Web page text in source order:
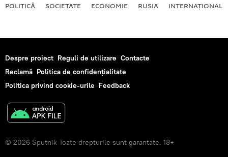
POLITICĂ SOCIETATE ECONOMIE RUSIA INTERNAŢIONAL
Despre proiect Reguli de utilizare Contacte
Reclamă Politica de confidențialitate
Politica privind cookie-urile Feedback
© 2026 Sputnik Toate drepturile sunt garantate. 18+